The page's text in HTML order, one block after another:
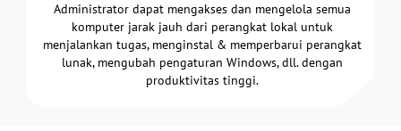
Administrator dapat mengakses dan mengelola semua
komputer jarak jauh dari perangkat lokal untuk
menjalankan tugas, menginstal & memperbarui perangkat
lunak, mengubah pengaturan Windows, dll. dengan
produktivitas tinggi.